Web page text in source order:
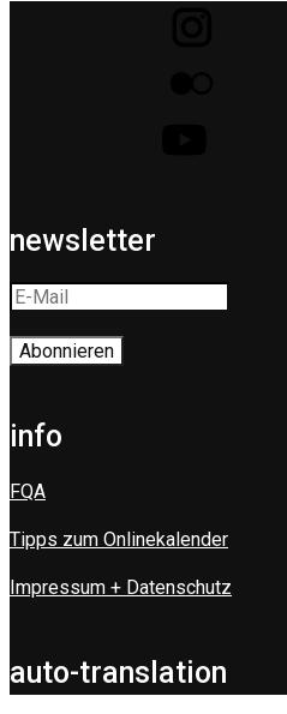
newsletter
info
FQA
Tipps zum Onlinekalender
Impressum + Datenschutz
auto-translation